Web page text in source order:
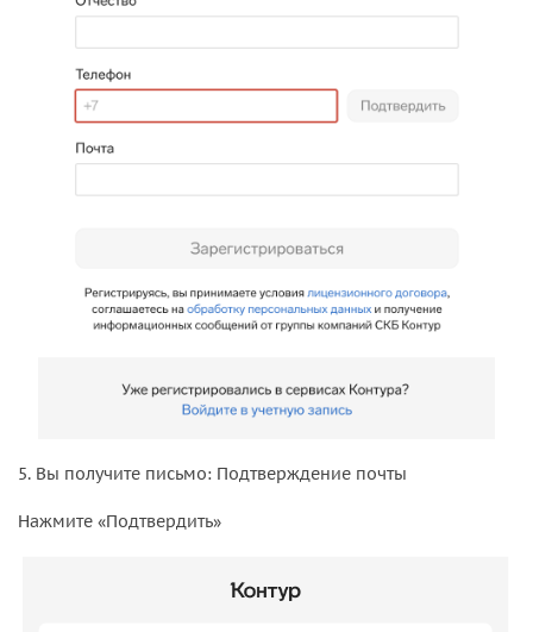
5. Вы получите письмо: Подтверждение почты
Нажмите «Подтвердить»